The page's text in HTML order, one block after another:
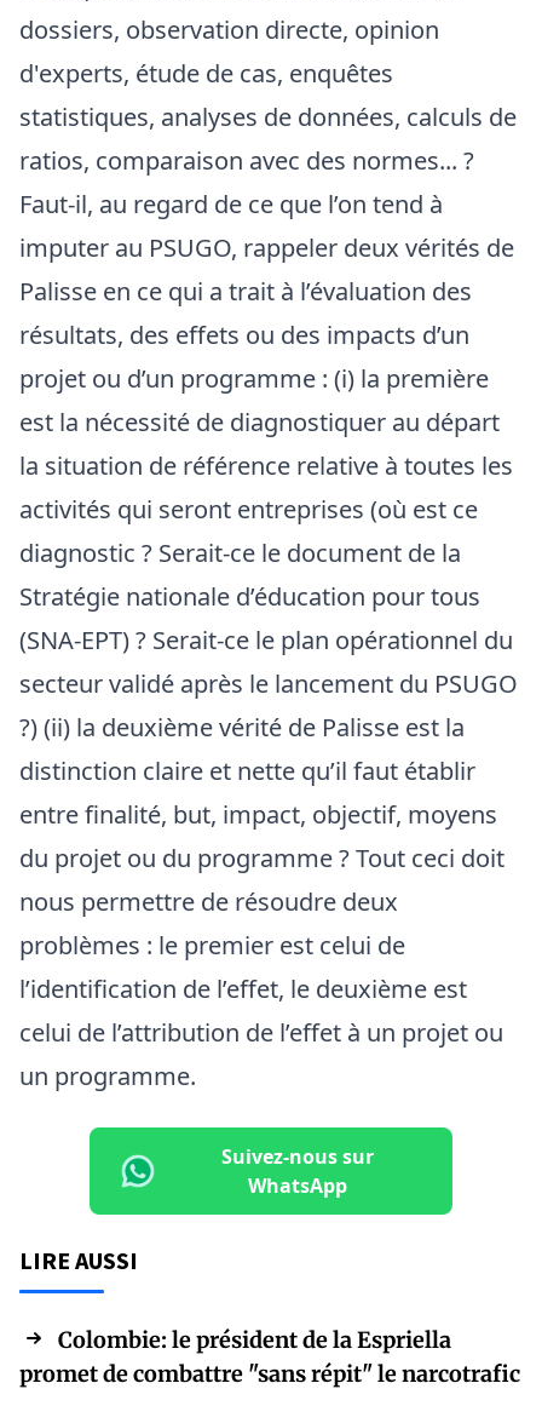
dossiers, observation directe, opinion
d'experts, étude de cas, enquêtes
statistiques, analyses de données, calculs de
ratios, comparaison avec des normes... ?
Faut-il, au regard de ce que l’on tend à
imputer au PSUGO, rappeler deux vérités de
Palisse en ce qui a trait à l’évaluation des
résultats, des effets ou des impacts d’un
projet ou d’un programme : (i) la première
est la nécessité de diagnostiquer au départ
la situation de référence relative à toutes les
activités qui seront entreprises (où est ce
diagnostic ? Serait-ce le document de la
Stratégie nationale d’éducation pour tous
(SNA-EPT) ? Serait-ce le plan opérationnel du
secteur validé après le lancement du PSUGO
?) (ii) la deuxième vérité de Palisse est la
distinction claire et nette qu’il faut établir
entre finalité, but, impact, objectif, moyens
du projet ou du programme ? Tout ceci doit
nous permettre de résoudre deux
problèmes : le premier est celui de
l’identification de l’effet, le deuxième est
celui de l’attribution de l’effet à un projet ou
un programme.
Suivez-nous sur
WhatsApp
LIRE AUSSI
Colombie: le président de la Espriella
promet de combattre "sans répit" le narcotrafic